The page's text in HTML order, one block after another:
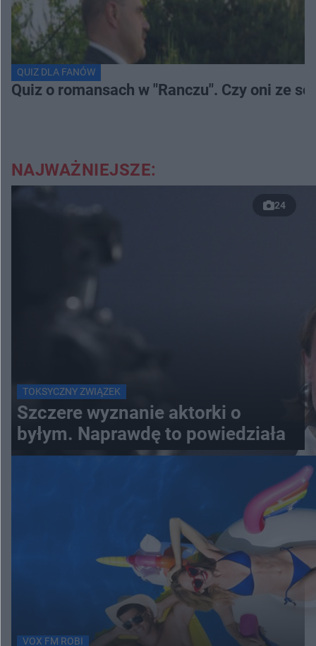
QUIZ DLA FANÓW
Quiz o romansach w "Ranczu". Czy oni ze
NAJWAŻNIEJSZE:
24
TOKSYCZNY ZWIĄZEK
Szczere wyznanie aktorki o
byłym. Naprawdę to powiedziała
VOX FM ROBI